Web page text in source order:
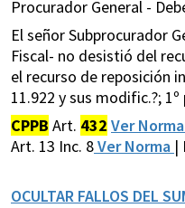
Procurador General -
El señor Subprocurador
Fiscal- no desistió del
el recurso de reposición
11.922 y sus modific.?;
CPPB Art. 432 Ver Norma
Art. 13 Inc. 8Ver Norma |
OCULTAR FALLOS DEL